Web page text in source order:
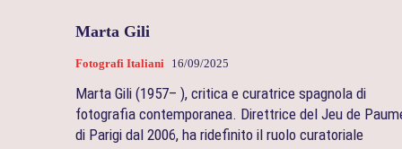
Marta Gili
Fotografi Italiani 16/09/2025
Marta Gili (1957– ), critica e curatrice spagnola di
fotografia contemporanea. Direttrice del Jeu de
di Parigi dal 2006, ha ridefinito il ruolo curatoriale